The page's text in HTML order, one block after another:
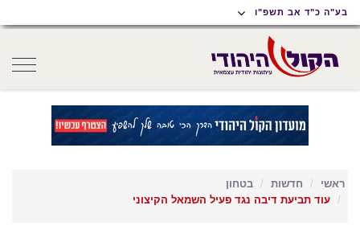
תפריט
נגישות
תפריט
ראשי
תוכן
ראשי
בע"ה כ"ד אב תשפ"ו
ראשי חדשות
בטחון
עוד תביעת דיבה נגד פעיל השמאל הקיצוני